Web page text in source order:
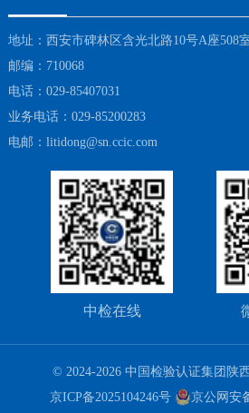
地址：西安市碑林区含光北路10号A座508
邮编：710068
电话：029-85407031
业务电话：029-85200283
电邮：litidong@sn.ccic.com
中检在线
© 2024-2026 中国检验认证集团陕
京ICP备2025104246号
京公网安